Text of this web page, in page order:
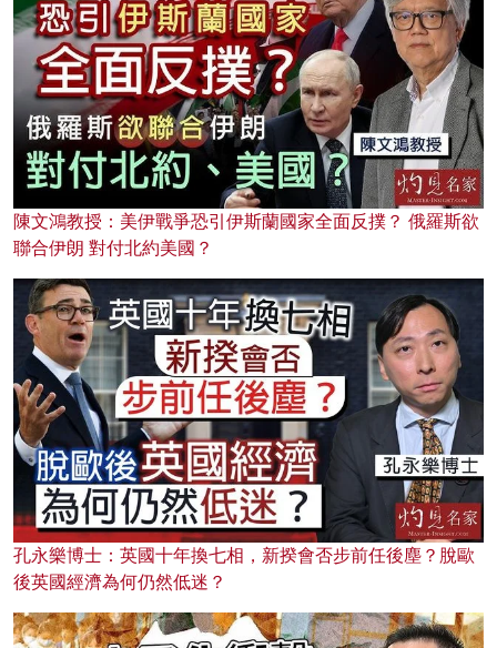
陳文鴻教授：美伊戰爭恐引伊斯蘭國家全面反撲？ 俄羅斯欲
聯合伊朗 對付北約美國？
孔永樂博士：英國十年換七相，新揆會否步前任後塵？脫歐
後英國經濟為何仍然低迷？